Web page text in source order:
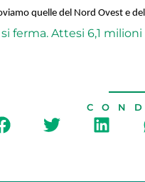
quelle del Nord Ovest e
ferma. Attesi 6,1